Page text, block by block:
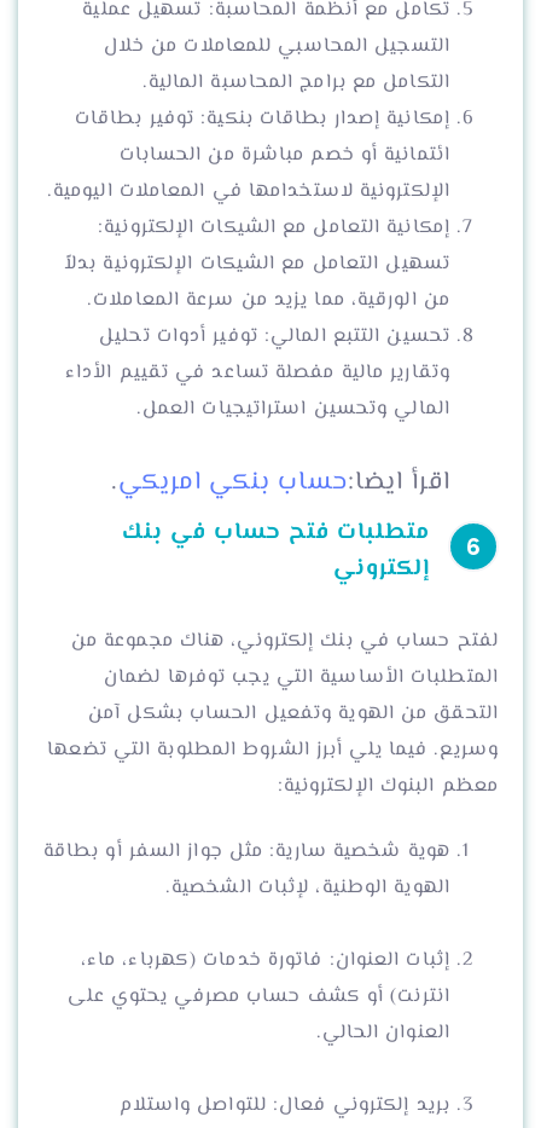
تكامل مع أنظمة المحاسبة: تسهيل عملية
التسجيل المحاسبي للمعاملات من خلال
التكامل مع برامج المحاسبة المالية.
إمكانية إصدار بطاقات بنكية: توفير بطاقات
ائتمانية أو خصم مباشرة من الحسابات
الإلكترونية لاستخدامها في المعاملات اليومية.
إمكانية التعامل مع الشيكات الإلكترونية:
تسهيل التعامل مع الشيكات الإلكترونية بدلاً
من الورقية، مما يزيد من سرعة المعاملات.
تحسين التتبع المالي: توفير أدوات تحليل
وتقارير مالية مفصلة تساعد في تقييم الأداء
المالي وتحسين استراتيجيات العمل.
اقرأ ايضا:حساب بنكي امريكي.
متطلبات فتح حساب في بنك
إلكتروني
لفتح حساب في بنك إلكتروني، هناك مجموعة من
المتطلبات الأساسية التي يجب توفرها لضمان
التحقق من الهوية وتفعيل الحساب بشكل آمن
وسريع. فيما يلي أبرز الشروط المطلوبة التي تضعها
معظم البنوك الإلكترونية:
هوية شخصية سارية: مثل جواز السفر أو بطاقة
الهوية الوطنية، لإثبات الشخصية.
إثبات العنوان: فاتورة خدمات (كهرباء، ماء،
انترنت) أو كشف حساب مصرفي يحتوي على
العنوان الحالي.
بريد إلكتروني فعال: للتواصل واستلام